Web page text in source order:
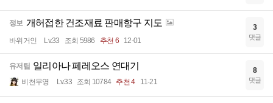
정보 개허접한 건조재료 판매항구 지도
바위거인 Lv.33 조회 5986 추천 6 12-01
3
댓글
유저팁 일리아나 페레오스 연대기
비천무영 Lv.33 조회 10784 추천 4 11-21
8
댓글